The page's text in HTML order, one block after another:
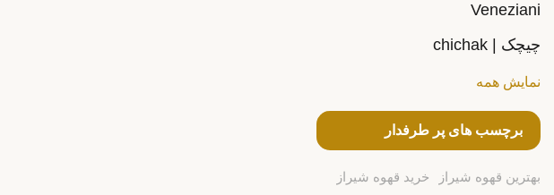
Veneziani
چیچک | chichak
نمایش همه
برچسب های پر طرفدار
بهترین قهوه شیراز
خرید قهوه شیراز